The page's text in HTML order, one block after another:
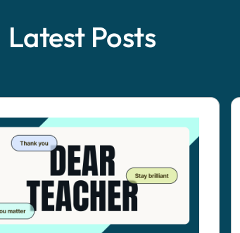
Latest Posts